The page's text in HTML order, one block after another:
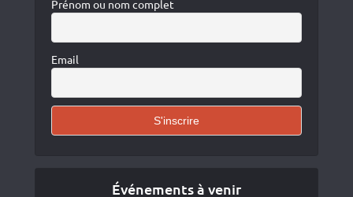
Prénom ou nom complet
Email
Événements à venir